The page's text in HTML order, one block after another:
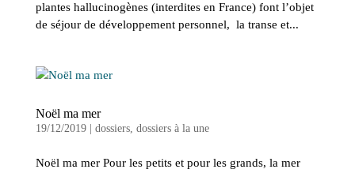
plantes hallucinogènes (interdites en France) font l’objet
de séjour de développement personnel, la transe et...
Noël ma mer
19/12/2019| dossiers, dossiers à la une
Noël ma mer Pour les petits et pour les grands, la mer